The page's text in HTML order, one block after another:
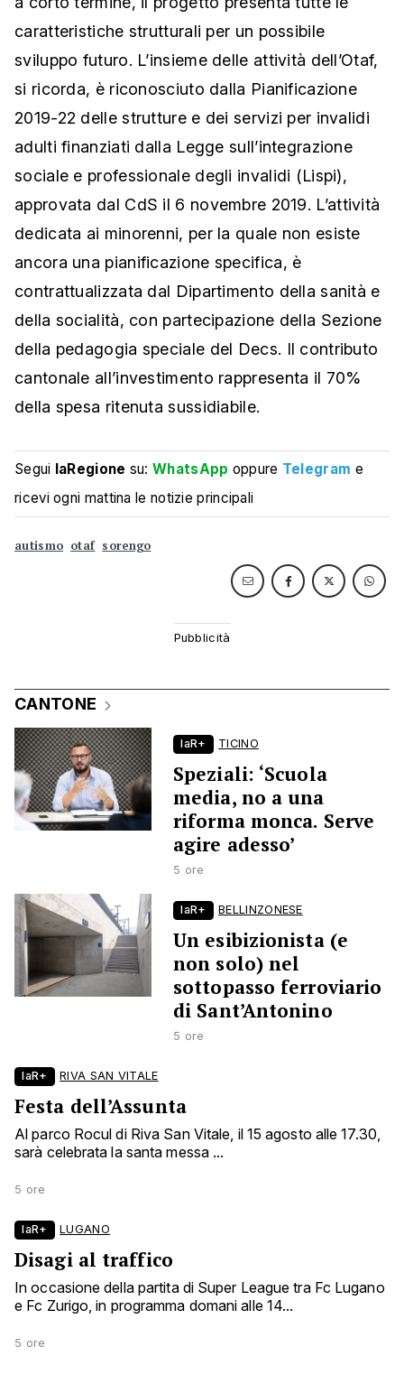
caratteristiche strutturali per un possibile
sviluppo futuro. L’insieme delle attività dell’Otaf,
si ricorda, è riconosciuto dalla Pianificazione
2019-22 delle strutture e dei servizi per invalidi
adulti finanziati dalla Legge sull’integrazione
sociale e professionale degli invalidi (Lispi),
approvata dal CdS il 6 novembre 2019. L’attività
dedicata ai minorenni, per la quale non esiste
ancora una pianificazione specifica, è
contrattualizzata dal Dipartimento della sanità e
della socialità, con partecipazione della Sezione
della pedagogia speciale del Decs. Il contributo
cantonale all’investimento rappresenta il 70%
della spesa ritenuta sussidiabile.
Segui laRegione su:WhatsApp oppure Telegram e
ricevi ogni mattina le notizie principali
autismo otaf sorengo
CANTONE
laR+ TICINO
Speziali: ‘Scuola
media, no a una
riforma monca. Serve
agire adesso’
5 ore
laR+ BELLINZONESE
Un esibizionista (e
non solo) nel
sottopasso ferroviario
di Sant’Antonino
5 ore
laR+ RIVA SAN VITALE
Festa dell’Assunta
Al parco Rocul di Riva San Vitale, il 15 agosto alle 17.30,
sarà celebrata la santa messa ...
5 ore
laR+ LUGANO
Disagi al traffico
In occasione della partita di Super League tra Fc Lugano
e Fc Zurigo, in programma domani alle 14...
5 ore